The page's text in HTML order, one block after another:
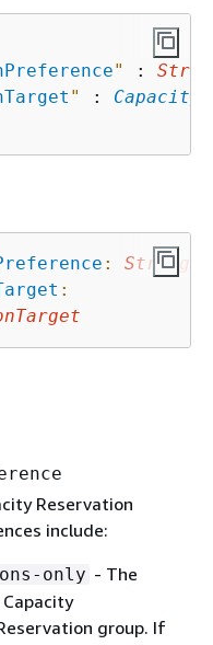
" :
" :
:
String
:
Reservation
include:
only - The
group. If